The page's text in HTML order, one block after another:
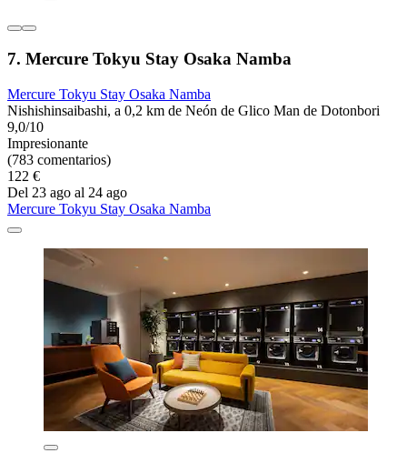
7. Mercure Tokyu Stay Osaka Namba
Mercure Tokyu Stay Osaka Namba
Nishishinsaibashi, a 0,2 km de Neón de Glico Man de Dotonbori
9,0/10
Impresionante
(783 comentarios)
122 €
Del 23 ago al 24 ago
Mercure Tokyu Stay Osaka Namba